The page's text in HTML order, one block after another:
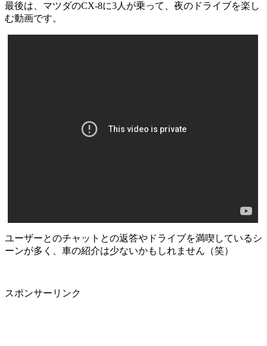
最後は、マツダのCX-8に3人が乗って、夜のドライブを楽し
む動画です。
ユーザーとのチャットとの返答やドライブを満喫しているシ
ーンが多く、車の紹介は少ないかもしれません（笑）
スポンサーリンク